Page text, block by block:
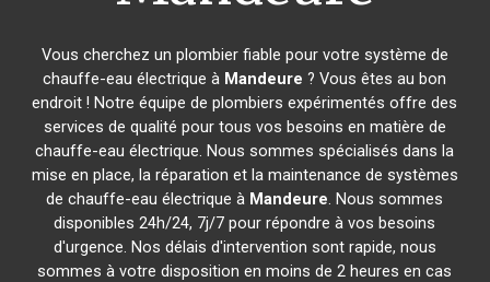
Vous cherchez un plombier fiable pour votre système de
chauffe-eau électrique à Mandeure ? Vous êtes au bon
endroit ! Notre équipe de plombiers expérimentés offre des
services de qualité pour tous vos besoins en matière de
chauffe-eau électrique. Nous sommes spécialisés dans la
mise en place, la réparation et la maintenance de systèmes
de chauffe-eau électrique à Mandeure. Nous sommes
disponibles 24h/24, 7j/7 pour répondre à vos besoins
d'urgence. Nos délais d'intervention sont rapide, nous
sommes à votre disposition en moins de 2 heures en cas